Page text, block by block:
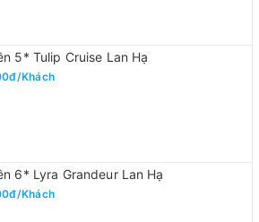
5* Tulip Cruise Lan Hạ
Khách
6* Lyra Grandeur Lan Hạ
Khách